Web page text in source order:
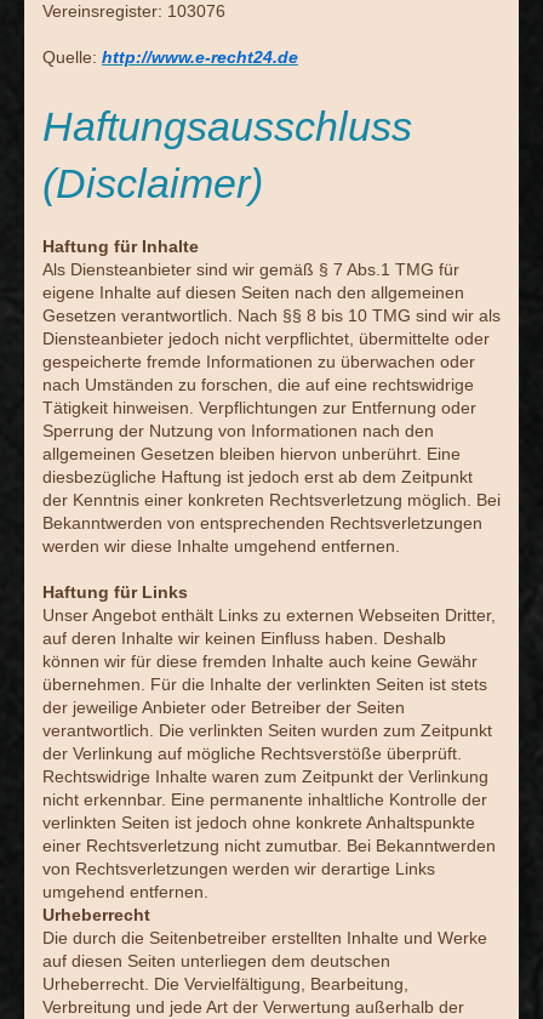
Vereinsregister: 103076
Quelle: http://www.e-recht24.de
Haftungsausschluss
(Disclaimer)
Haftung für Inhalte
Als Diensteanbieter sind wir gemäß § 7 Abs.1 TMG für
eigene Inhalte auf diesen Seiten nach den allgemeinen
Gesetzen verantwortlich. Nach §§ 8 bis 10 TMG sind wir als
Diensteanbieter jedoch nicht verpflichtet, übermittelte oder
gespeicherte fremde Informationen zu überwachen oder
nach Umständen zu forschen, die auf eine rechtswidrige
Tätigkeit hinweisen. Verpflichtungen zur Entfernung oder
Sperrung der Nutzung von Informationen nach den
allgemeinen Gesetzen bleiben hiervon unberührt. Eine
diesbezügliche Haftung ist jedoch erst ab dem Zeitpunkt
der Kenntnis einer konkreten Rechtsverletzung möglich. Bei
Bekanntwerden von entsprechenden Rechtsverletzungen
werden wir diese Inhalte umgehend entfernen.
Haftung für Links
Unser Angebot enthält Links zu externen Webseiten Dritter,
auf deren Inhalte wir keinen Einfluss haben. Deshalb
können wir für diese fremden Inhalte auch keine Gewähr
übernehmen. Für die Inhalte der verlinkten Seiten ist stets
der jeweilige Anbieter oder Betreiber der Seiten
verantwortlich. Die verlinkten Seiten wurden zum Zeitpunkt
der Verlinkung auf mögliche Rechtsverstöße überprüft.
Rechtswidrige Inhalte waren zum Zeitpunkt der Verlinkung
nicht erkennbar. Eine permanente inhaltliche Kontrolle der
verlinkten Seiten ist jedoch ohne konkrete Anhaltspunkte
einer Rechtsverletzung nicht zumutbar. Bei Bekanntwerden
von Rechtsverletzungen werden wir derartige Links
umgehend entfernen.
Urheberrecht
Die durch die Seitenbetreiber erstellten Inhalte und Werke
auf diesen Seiten unterliegen dem deutschen
Urheberrecht. Die Vervielfältigung, Bearbeitung,
Verbreitung und jede Art der Verwertung außerhalb der